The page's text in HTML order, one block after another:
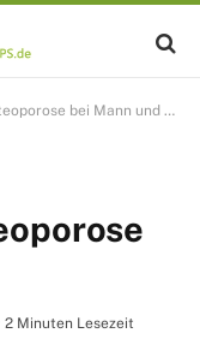
bei Mann und Frau
2 Minuten Lesezeit